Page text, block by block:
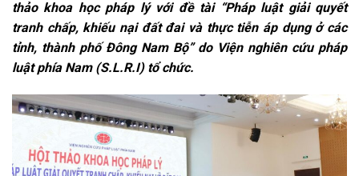
thảo khoa học pháp lý với đề tài “Pháp luật giải quyết
tranh chấp, khiếu nại đất đai và thực tiễn áp dụng ở các
tỉnh, thành phố Đông Nam Bộ” do Viện nghiên cứu pháp
luật phía Nam (S.L.R.I) tổ chức.